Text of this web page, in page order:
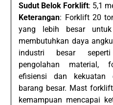
Sudut Belok Forklift: 5,1
Keterangan: Forklift 20
yang lebih besar
membutuhkan daya
industri besar
pengolahan material,
efisiensi dan kekuatan
barang besar. Mast
kemampuan mencapai